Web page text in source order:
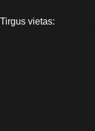
Tirgus vietas: